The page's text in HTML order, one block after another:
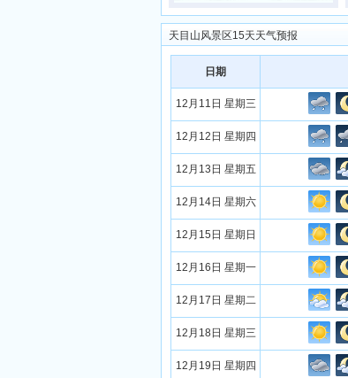
天目山风景区15天天气预报
日期
12月11日 星期三
12月12日 星期四
12月13日 星期五
12月14日 星期六
12月15日 星期日
12月16日 星期一
12月17日 星期二
12月18日 星期三
12月19日 星期四